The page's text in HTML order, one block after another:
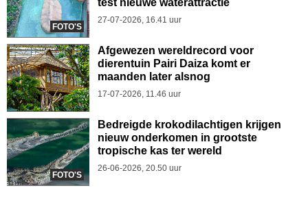
FOTO'S
27-07-2026, 16.41 uur
Afgewezen wereldrecord voor
dierentuin Pairi Daiza komt er
maanden later alsnog
17-07-2026, 11.46 uur
FOTO'S
Bedreigde krokodilachtigen krijgen
nieuw onderkomen in grootste
tropische kas ter wereld
26-06-2026, 20.50 uur